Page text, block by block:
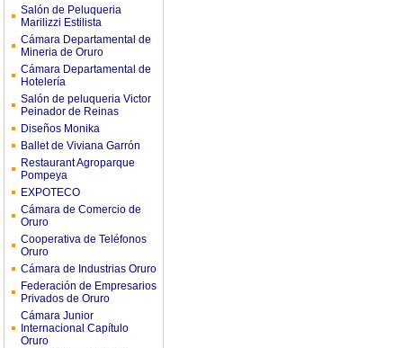
Salón de Peluqueria
Marilizzi Estilista
Cámara Departamental de
Mineria de Oruro
Cámara Departamental de
Hotelería
Salón de peluqueria Victor
Peinador de Reinas
Diseños Monika
Ballet de Viviana Garrón
Restaurant Agroparque
Pompeya
EXPOTECO
Cámara de Comercio de
Oruro
Cooperativa de Teléfonos
Oruro
Cámara de Industrias Oruro
Federación de Empresarios
Privados de Oruro
Cámara Junior
Internacional Capítulo
Oruro